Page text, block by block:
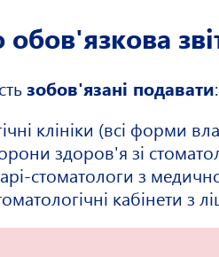
зобов'язані подавати:
клініки (всі форми
здоров'я зі
стоматологи з
кабінети з